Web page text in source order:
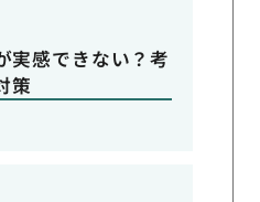
実感できない？考
策